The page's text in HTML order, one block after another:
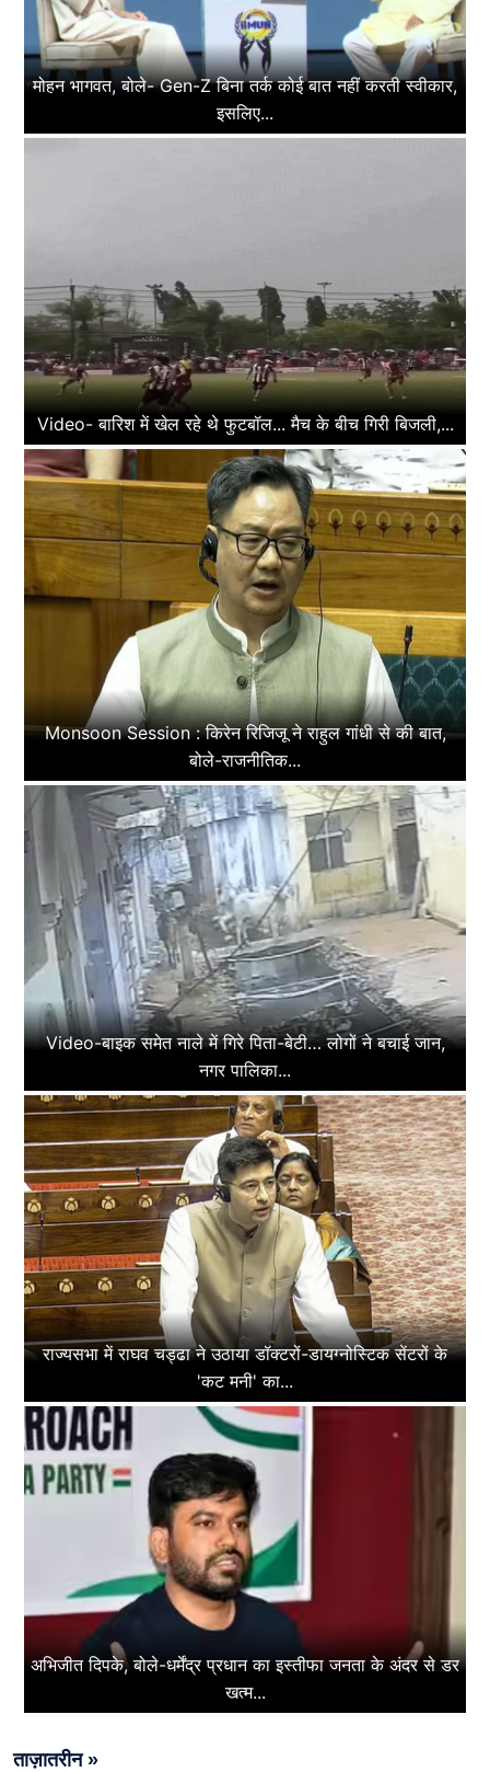
मोहन भागवत, बोले- Gen-Z बिना तर्क कोई बात नहीं करती स्वीकार,
इसलिए...
Video- बारिश में खेल रहे थे फुटबॉल... मैच के बीच गिरी बिजली,...
Monsoon Session : किरेन रिजिजू ने राहुल गांधी से की बात,
बोले-राजनीतिक...
Video-बाइक समेत नाले में गिरे पिता-बेटी… लोगों ने बचाई जान,
नगर पालिका...
राज्यसभा में राघव चड्ढा ने उठाया डॉक्टरों-डायग्नोस्टिक सेंटरों के
'कट मनी' का...
अभिजीत दिपके, बोले-धर्मेंद्र प्रधान का इस्तीफा जनता के अंदर से डर
खत्म...
ताज़ातरीन »